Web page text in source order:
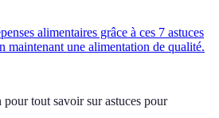
alimentaires grâce à ces 7 astuces
maintenant une alimentation de qualité.
pour tout savoir sur astuces pour